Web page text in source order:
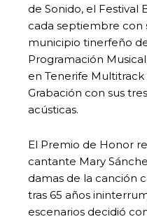
de Sonido, el Festival
cada septiembre con
municipio tinerfeño
Programación
en Tenerife
Grabación con sus
acústicas.
El Premio de Honor
cantante Mary
damas de la canción
tras 65 años
escenarios decidió